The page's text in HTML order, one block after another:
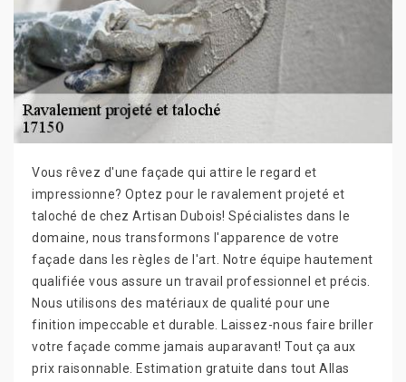
Vous rêvez d'une façade qui attire le regard et
impressionne? Optez pour le ravalement projeté et
taloché de chez Artisan Dubois! Spécialistes dans le
domaine, nous transformons l'apparence de votre
façade dans les règles de l'art. Notre équipe hautement
qualifiée vous assure un travail professionnel et précis.
Nous utilisons des matériaux de qualité pour une
finition impeccable et durable. Laissez-nous faire briller
votre façade comme jamais auparavant! Tout ça aux
prix raisonnable. Estimation gratuite dans tout Allas